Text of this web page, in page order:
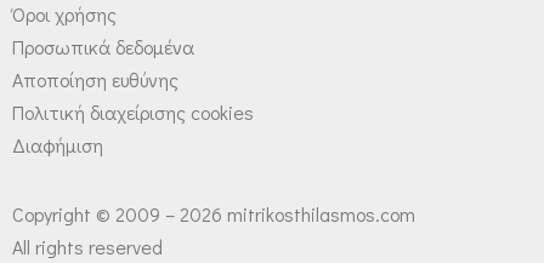
Όροι χρήσης
Προσωπικά δεδομένα
Αποποίηση ευθύνης
Πολιτική διαχείρισης cookies
Διαφήμιση
Copyright © 2009 – 2026 mitrikosthilasmos.com
All rights reserved